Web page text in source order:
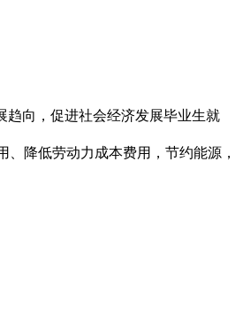
趋向，促进社会经济发展毕业生就
降低劳动力成本费用，节约能源，